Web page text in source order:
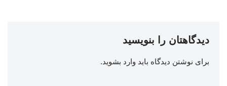
دیدگاهتان را بنویسید
برای نوشتن دیدگاه باید وارد بشوید.